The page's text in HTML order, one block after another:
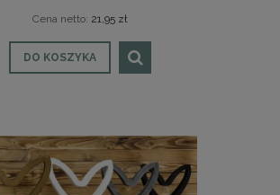
Cena netto: 21,95 zł
DO KOSZYKA